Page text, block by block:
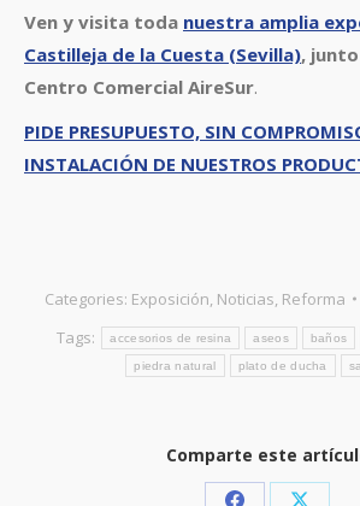
Ven y visita toda nuestra amplia
Castilleja de la Cuesta (Sevilla), junto
Centro Comercial AireSur.
PIDE PRESUPUESTO, SIN
INSTALACIÓN DE NUESTROS
Categories: Exposición, Noticias, Reforma
Tags:
accesorios de resina aseos baños
piedra natural plato de ducha
Comparte este